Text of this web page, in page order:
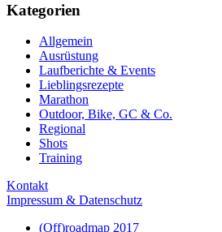
Kategorien
Allgemein
Ausrüstung
Laufberichte & Events
Lieblingsrezepte
Marathon
Outdoor, Bike, GC & Co.
Regional
Shots
Training
Kontakt
Impressum & Datenschutz
(Off)roadmap 2017